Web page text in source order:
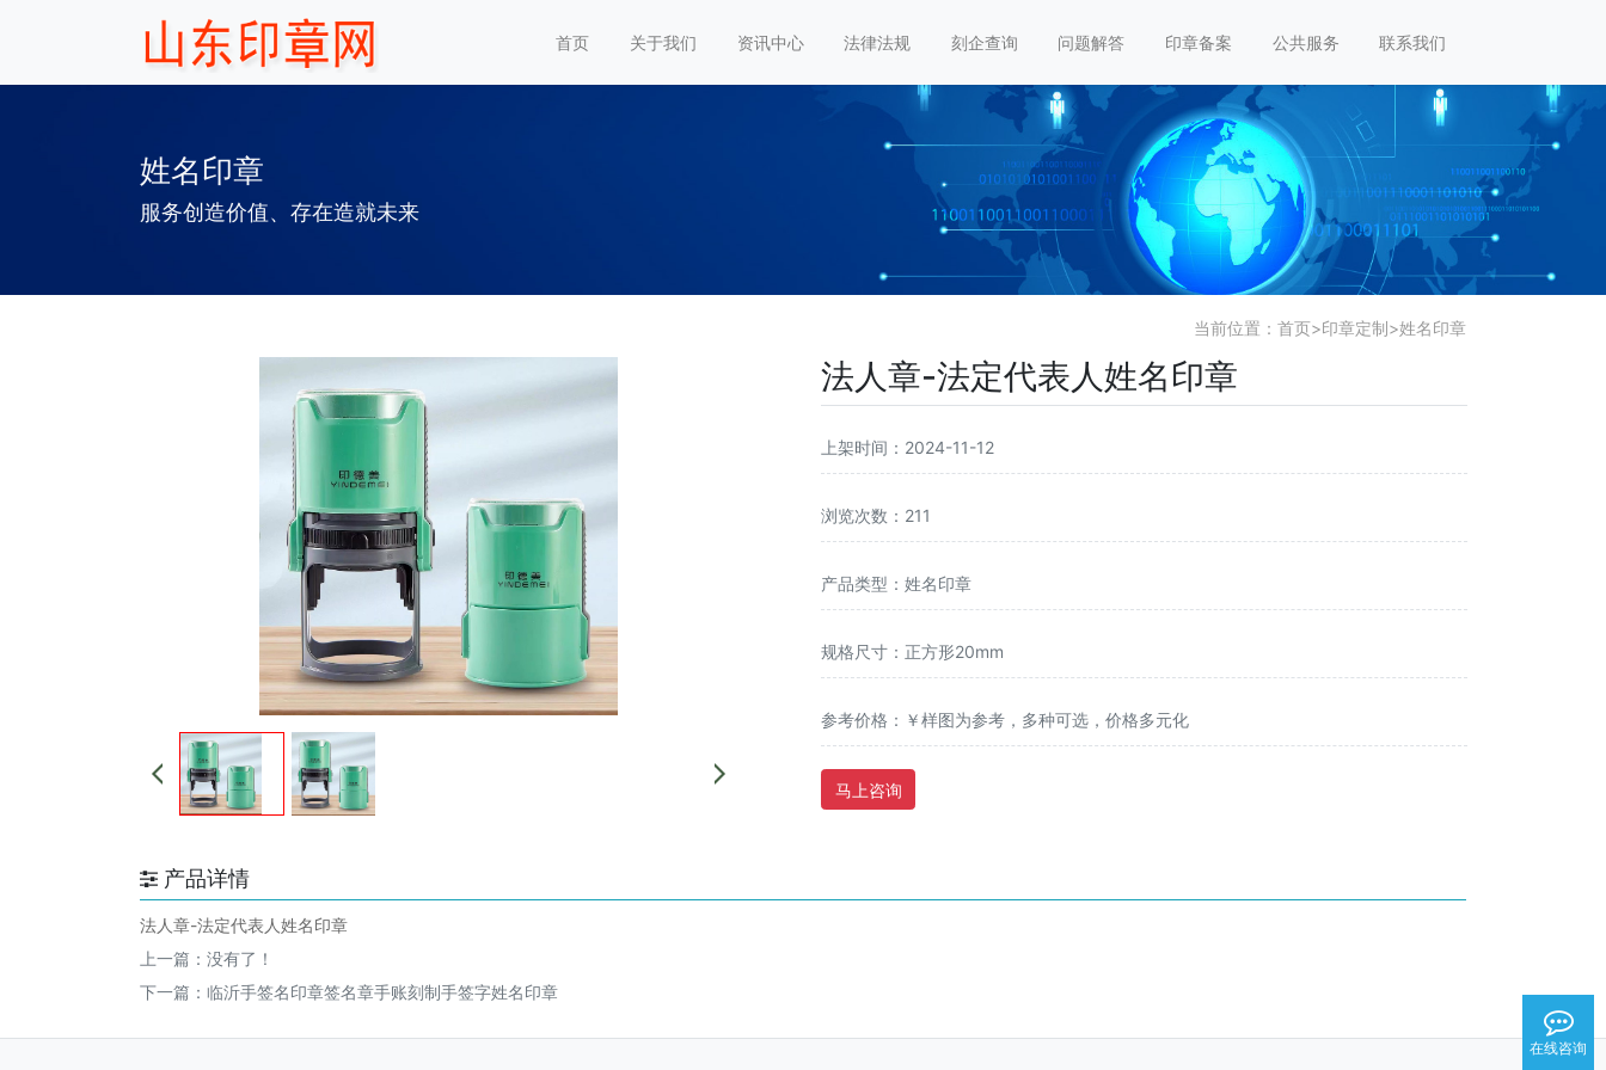
首页 关于我们 资讯中心 法律法规 刻企查询 问题解答 印章备案 公共服务 联系我们
姓名印章
服务创造价值、存在造就未来
当前位置： 首页>印章定制>姓名印章
法人章-法定代表人姓名印章
上架时间：2024-11-12
浏览次数：211
产品类型：姓名印章
规格尺寸：正方形20mm
参考价格：￥样图为参考，多种可选，价格多元化
马上咨询
产品详情
法人章-法定代表人姓名印章
上一篇：没有了！
下一篇： 临沂手签名印章签名章手账刻制手签字姓名印章
在线咨询